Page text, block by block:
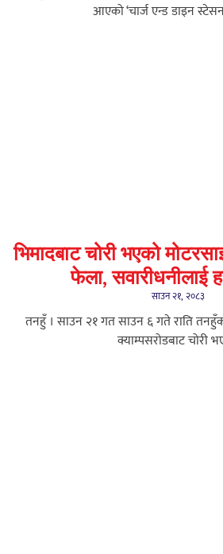
आएको ‘चार्ज एन्ड डाइन
भिमादबाट चोरी भएको
फेला, सवारीधनीलाई
साउन २१, २०८३
तनहुँ । साउन २१ गत साउन ६ गते राति
क्याम्पसरोडबाट चोरी